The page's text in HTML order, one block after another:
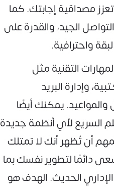
تعزز مصداقية إجابتك. كما
الجيد، والقدرة على
واحترافية.
التقنية مثل
وإدارة البريد
والمواعيد. يمكنك أيضًا
السريع لأي أنظمة جديدة
أن تُظهر أنك لا تمتلك
دائمًا لتطوير نفسك بما
الحديث. الهدف هو